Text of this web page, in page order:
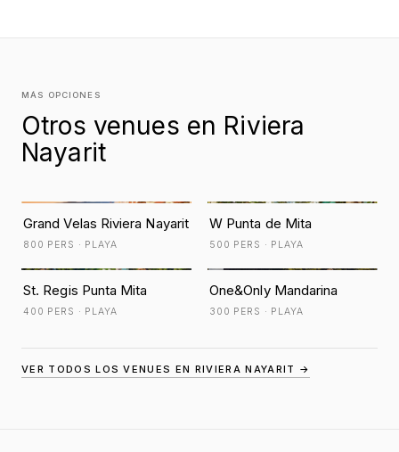
MÁS OPCIONES
Otros venues en Riviera
Nayarit
Grand Velas Riviera Nayarit
800 PERS · PLAYA
W Punta de Mita
500 PERS · PLAYA
St. Regis Punta Mita
400 PERS · PLAYA
One&Only Mandarina
300 PERS · PLAYA
VER TODOS LOS VENUES EN RIVIERA NAYARIT →